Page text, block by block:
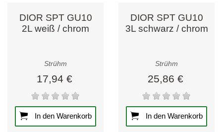
DIOR SPT GU10
2L weiß / chrom
Strühm
17,94 €
In den Warenkorb
DIOR SPT GU10
3L schwarz / chrom
Strühm
25,86 €
In den Warenkorb